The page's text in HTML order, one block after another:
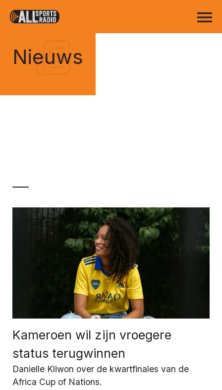
Nieuws
Kameroen wil zijn vroegere
status terugwinnen
Danielle Kliwon over de kwartfinales van de
Africa Cup of Nations.